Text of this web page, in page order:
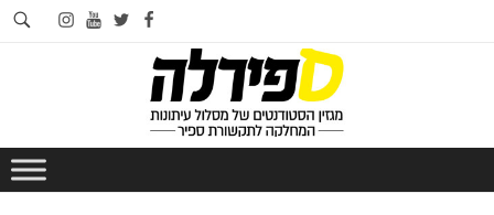
facebook
twitter
youtube
instagram